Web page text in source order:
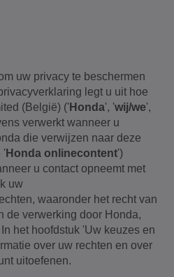
uw privacy te beschermen
legt u uit hoe
(België) (' Honda', 'wij/we',
verwerkt wanneer u
die verwijzen naar deze
' Honda onlinecontent')
u contact opneemt met
uw
waaronder het recht van
de verwerking door Honda,
het hoofdstuk 'Uw keuzes en
over uw rechten en over
uitoefenen.